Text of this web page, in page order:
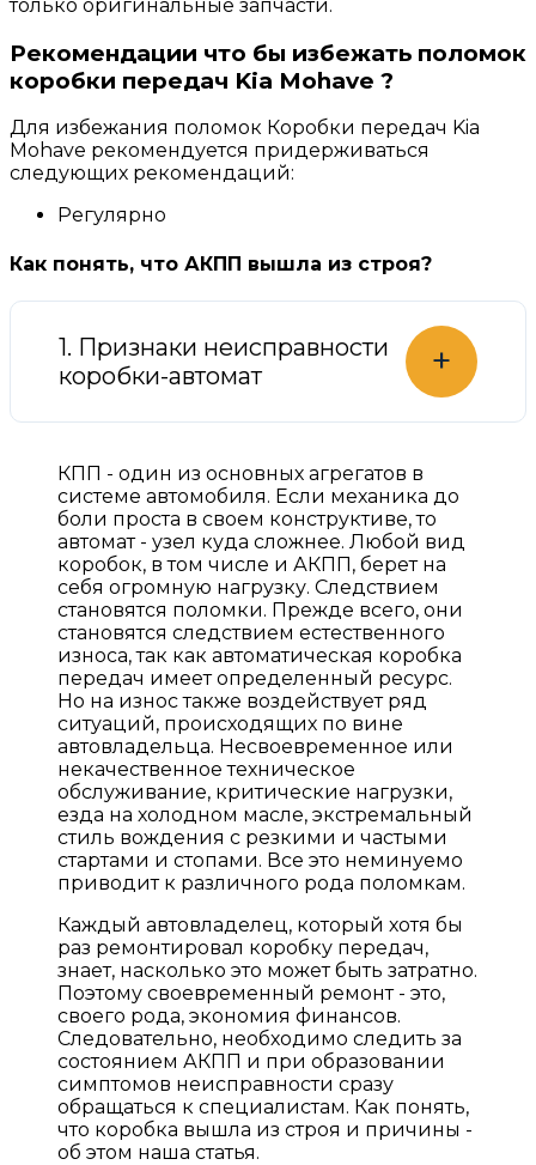
только оригинальные запчасти.
Рекомендации что бы избежать поломок
коробки передач Kia Mohave ?
Для избежания поломок Коробки передач Kia
Mohave рекомендуется придерживаться
следующих рекомендаций:
Регулярно
Как понять, что АКПП вышла из строя?
1. Признаки неисправности
коробки-автомат
+
КПП - один из основных агрегатов в
системе автомобиля. Если механика до
боли проста в своем конструктиве, то
автомат - узел куда сложнее. Любой вид
коробок, в том числе и АКПП, берет на
себя огромную нагрузку. Следствием
становятся поломки. Прежде всего, они
становятся следствием естественного
износа, так как автоматическая коробка
передач имеет определенный ресурс.
Но на износ также воздействует ряд
ситуаций, происходящих по вине
автовладельца. Несвоевременное или
некачественное техническое
обслуживание, критические нагрузки,
езда на холодном масле, экстремальный
стиль вождения с резкими и частыми
стартами и стопами. Все это неминуемо
приводит к различного рода поломкам.
Каждый автовладелец, который хотя бы
раз ремонтировал коробку передач,
знает, насколько это может быть затратно.
Поэтому своевременный ремонт - это,
своего рода, экономия финансов.
Следовательно, необходимо следить за
состоянием АКПП и при образовании
симптомов неисправности сразу
обращаться к специалистам. Как понять,
что коробка вышла из строя и причины -
об этом наша статья.